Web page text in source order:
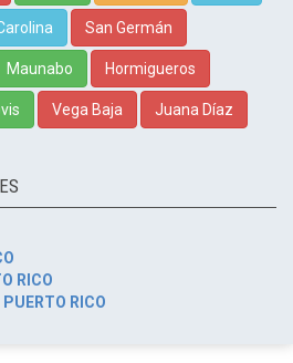
San Germán
Maunabo Hormigueros
Vega Baja Juana Díaz
RICO
RICO